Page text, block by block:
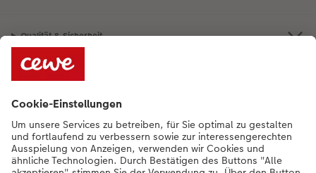
Qualität & Sicherheit
Service
Unternehmen